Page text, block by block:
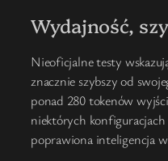
Wydajność,
Nieoficjalne testy
znacznie szybszy od
ponad 280 tokenów
niektórych konfiguracjach
poprawiona inteligencja